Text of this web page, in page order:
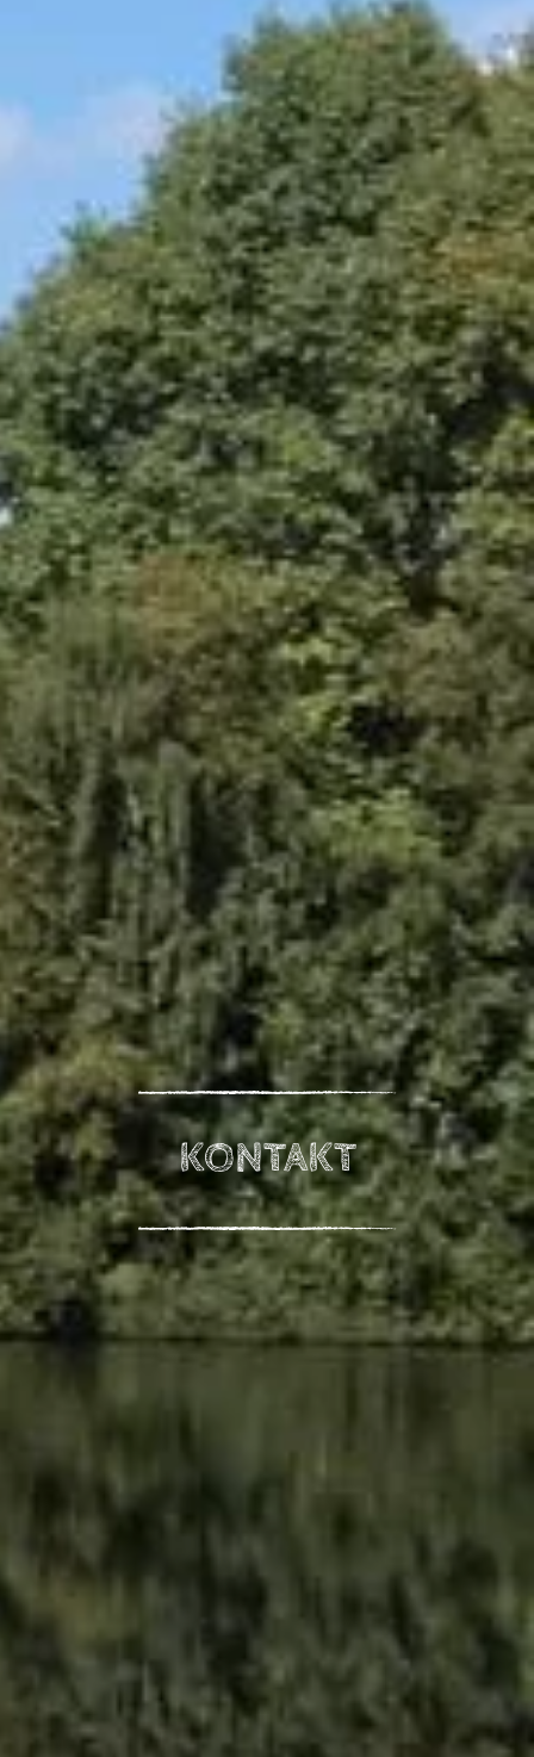
KONTAKT